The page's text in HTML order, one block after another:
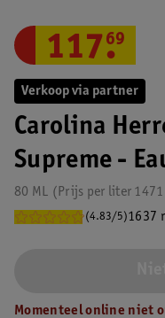
Verkoop via partner
Carolina
Supreme -
80 ML Prijs per liter
(4.83/5)1637
117.
69
Momenteel online niet